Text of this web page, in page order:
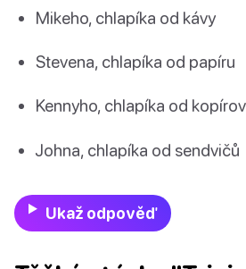
Mikeho, chlapíka od kávy
Stevena, chlapíka od papíru
Kennyho, chlapíka od
Johna, chlapíka od sendvičů
Ukaž odpověď